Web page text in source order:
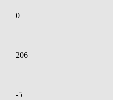
0
206
-5